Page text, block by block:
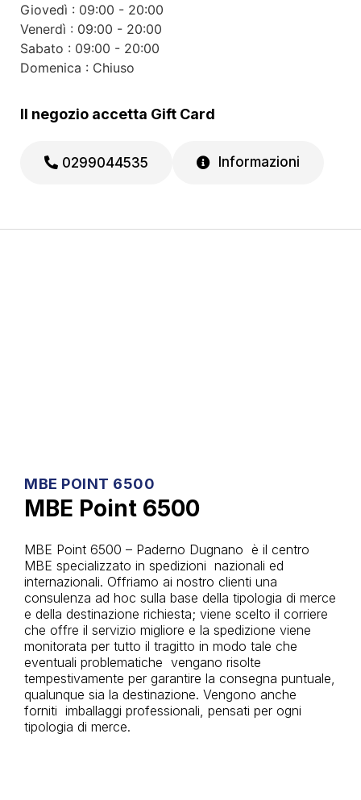
Giovedì : 09:00 - 20:00
Venerdì : 09:00 - 20:00
Sabato : 09:00 - 20:00
Domenica : Chiuso
Il negozio accetta Gift Card
0299044535 Informazioni
MBE POINT 6500
MBE Point 6500
MBE Point 6500 – Paderno Dugnano è il centro
MBE specializzato in spedizioni nazionali ed
internazionali. Offriamo ai nostro clienti una
consulenza ad hoc sulla base della tipologia di merce
e della destinazione richiesta; viene scelto il corriere
che offre il servizio migliore e la spedizione viene
monitorata per tutto il tragitto in modo tale che
eventuali problematiche vengano risolte
tempestivamente per garantire la consegna puntuale,
qualunque sia la destinazione. Vengono anche
forniti imballaggi professionali, pensati per ogni
tipologia di merce.